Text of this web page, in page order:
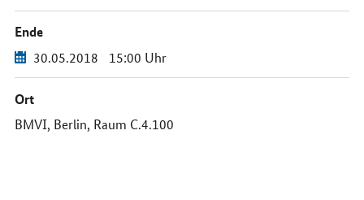
Ende
30.05.2018 15:00 Uhr
Ort
BMVI, Berlin, Raum C.4.100